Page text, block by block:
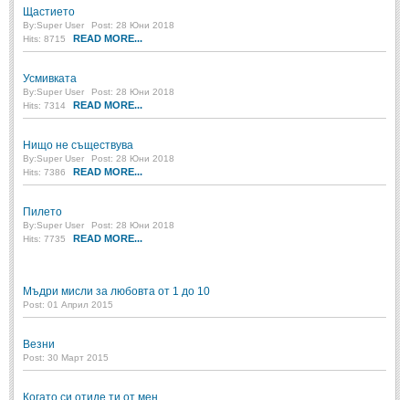
Щастието
By:Super User
Post: 28 Юни 2018
Hits: 8715
READ MORE...
Усмивката
By:Super User
Post: 28 Юни 2018
Hits: 7314
READ MORE...
Нищо не съществува
By:Super User
Post: 28 Юни 2018
Hits: 7386
READ MORE...
Пилето
By:Super User
Post: 28 Юни 2018
Hits: 7735
READ MORE...
Мъдри мисли за любовта от 1 до 10
Post: 01 Април 2015
Везни
Post: 30 Март 2015
Когато си отиде ти от мен